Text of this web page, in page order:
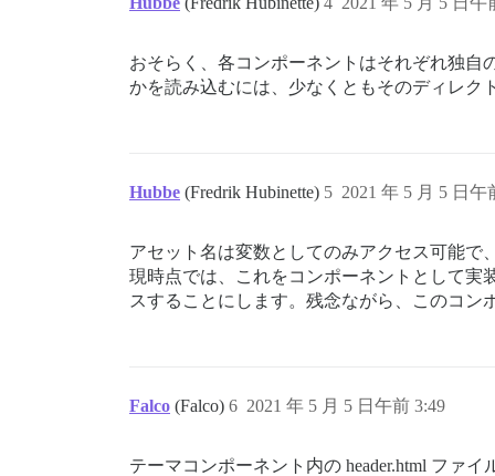
おそらく、各コンポーネントはそれぞれ独自
かを読み込むには、少なくともそのディレク
Hubbe (Fredrik Hubinette) 2021 年 5 月 5 日午
5
アセット名は変数としてのみアクセス可能
現時点では、これをコンポーネントとして実
スすることにします。残念ながら、このコ
Falco (Falco) 2021 年 5 月 5 日午前 3:49
6
テーマコンポーネント内の header.html ファ